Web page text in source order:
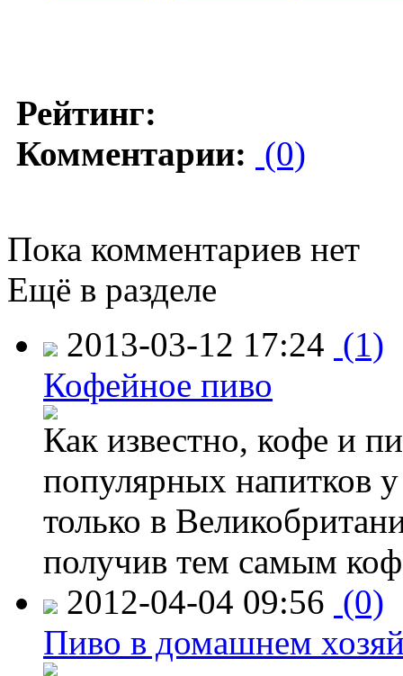
Рейтинг:
Комментарии: (0)
Пока комментариев нет
Ещё в разделе
2013-03-12 17:24 (1)
Кофейное пиво
Как известно, кофе и
популярных напитков
только в
получив тем самым
2012-04-04 09:56 (0)
Пиво в домашнем